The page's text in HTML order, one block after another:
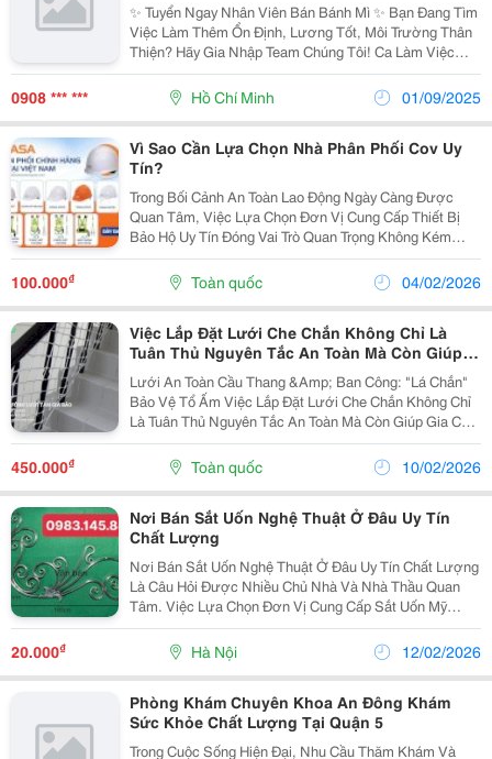
✨ Tuyển Ngay Nhân Viên Bán Bánh Mì ✨ Bạn Đang Tìm
Việc Làm Thêm Ổn Định, Lương Tốt, Môi Trường Thân
Thiện? Hãy Gia Nhập Team Chúng Tôi! Ca Làm Việc
Linh Hoạt: - Ca 1: 6H30 &Ndash; 14H30 - Ca 2: 14H00
0908 *** *** Hồ Chí Minh 01/09/2025
Vì Sao Cần Lựa Chọn Nhà Phân Phối Cov Uy
Tín?
Trong Bối Cảnh An Toàn Lao Động Ngày Càng Được
Quan Tâm, Việc Lựa Chọn Đơn Vị Cung Cấp Thiết Bị
Bảo Hộ Uy Tín Đóng Vai Trò Quan Trọng Không Kém
Chất Lượng Sản Phẩm. Ngay Từ Đầu, Bảo Hộ Lao Động
Cov Đã Được Nhiều Doanh Nghiệp Đánh Giá Cao Nhờ
100.000₫ Toàn quốc 04/02/2026
Việc Lắp Đặt Lưới Che Chắn Không Chỉ Là
Tuân Thủ Nguyên Tắc An Toàn Mà Còn Giúp
Gia Chủ Giải Tỏa Nỗi Lo Mỗi Khi Trẻ Nhỏ Vui
Chơi Gần Khu Vực Nguy Hiểm.
Lưới An Toàn Cầu Thang &Amp; Ban Công: "Lá Chắn"
Bảo Vệ Tổ Ấm Việc Lắp Đặt Lưới Che Chắn Không Chỉ
Là Tuân Thủ Nguyên Tắc An Toàn Mà Còn Giúp Gia Chủ
Giải Tỏa Nỗi Lo Mỗi Khi Trẻ Nhỏ Vui Chơi Gần Khu Vực
Nguy Hiểm. 1. Các Loại Lưới Phổ Biến Nhất Hiện...
450.000₫ Toàn quốc 10/02/2026
Nơi Bán Sắt Uốn Nghệ Thuật Ở Đâu Uy Tín
Chất Lượng
Nơi Bán Sắt Uốn Nghệ Thuật Ở Đâu Uy Tín Chất Lượng
Là Câu Hỏi Được Nhiều Chủ Nhà Và Nhà Thầu Quan
Tâm. Việc Lựa Chọn Đơn Vị Cung Cấp Sắt Uốn Mỹ
Thuật Chất Lượng Giúp Đảm Bảo Tuổi Thọ Cho Cổng
Sắt Mỹ Thuật, Lan Can Sắt Uốn Và Hàng Rào Sắt Uốn .
20.000₫ Hà Nội 12/02/2026
Phòng Khám Chuyên Khoa An Đông Khám
Sức Khỏe Chất Lượng Tại Quận 5
Trong Cuộc Sống Hiện Đại, Nhu Cầu Thăm Khám Và